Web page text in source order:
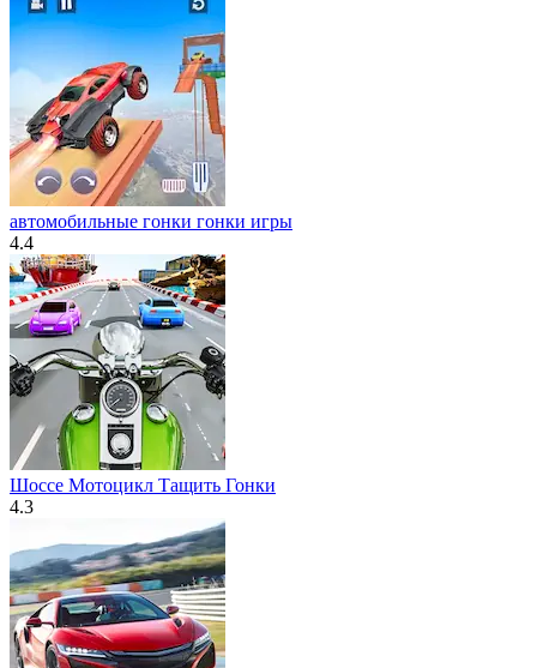
автомобильные гонки гонки игры
4.4
Шоссе Мотоцикл Тащить Гонки
4.3